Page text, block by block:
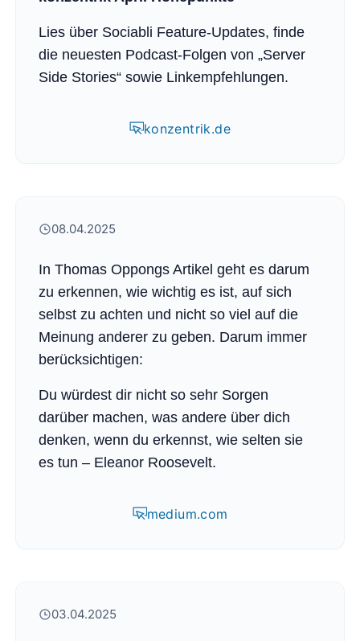
Lies über Sociabli Feature-Updates, finde
die neuesten Podcast-Folgen von „Server
Side Stories“ sowie Linkempfehlungen.
konzentrik.de
08.04.2025
In Thomas Oppongs Artikel geht es darum
zu erkennen, wie wichtig es ist, auf sich
selbst zu achten und nicht so viel auf die
Meinung anderer zu geben. Darum immer
berücksichtigen:
Du würdest dir nicht so sehr Sorgen
darüber machen, was andere über dich
denken, wenn du erkennst, wie selten sie
es tun – Eleanor Roosevelt.
medium.com
03.04.2025